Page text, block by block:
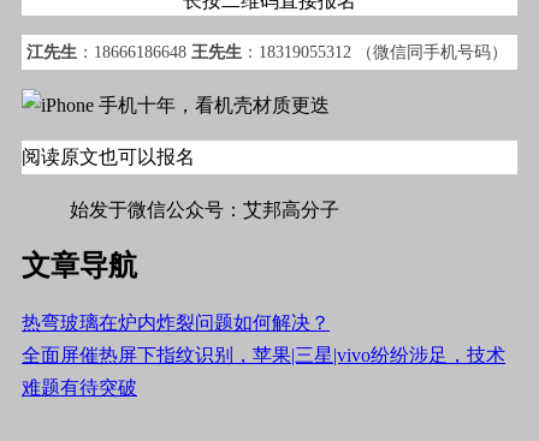
江先生 ：18666186648 王先生 ：18319055312 （微信同手机号码）
阅读原文也可以报名
始发于微信公众号：艾邦高分子
文章导航
热弯玻璃在炉内炸裂问题如何解决？
全面屏催热屏下指纹识别，苹果|三星|vivo纷纷涉足，技术
难题有待突破